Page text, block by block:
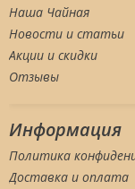
Наша Чайная
Новости и статьи
Акции и скидки
Отзывы
Информация
Политика
Доставка и оплата